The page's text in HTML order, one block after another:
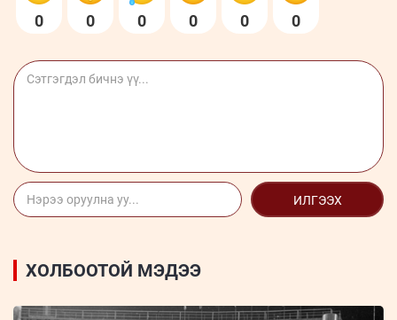
0 0 0 0 0 0
ИЛГЭЭХ
ХОЛБООТОЙ МЭДЭЭ